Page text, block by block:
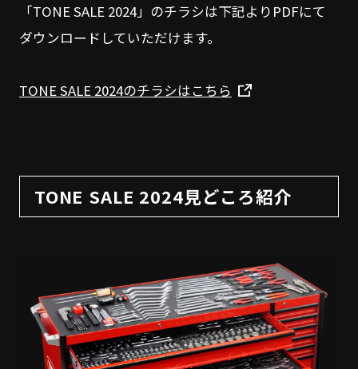
「TONE SALE 2024」のチラシは下記よりPDFにて
ダウンロードしていただけます。
TONE SALE 2024のチラシはこちら
TONE SALE 2024見どころ紹介